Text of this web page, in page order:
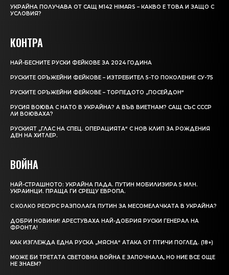
УКРАЙНА ПОЛУЧАВА ОТ САЩ M142 HIMARS – КАКВО Е ТОВА И ЗАЩО С
УСЛОВИЯ?
КОНТРА
НАЙ-БЕСНИТЕ РУСКИ ФЕЙКОВЕ ЗА 2024 ГОДИНА
РУСКИТЕ ОРЪЖЕЙНИ ФЕЙКОВЕ – ИЗТРЕБИТЕЛ 5-ТО ПОКОЛЕНИЕ СУ-75
РУСКИТЕ ОРЪЖЕЙНИ ФЕЙКОВЕ – ТОРПЕДОТО „ПОСЕЙДОН“
РУСИЯ ВОЮВА С НАТО В УКРАЙНА? А ВЪВ ВИЕТНАМ? САЩ СЪС СССР
ЛИ ВОЮВАХА?
РУСКИЯТ „ГЛАС НА СПЕЦ. ОПЕРАЦИЯТА“ С НОВ КЛИП ЗА РОЖДЕНИЯ
ДЕН НА ХИТЛЕР.
ВОЙНА
НАЙ-СТРАШНОТО: УКРАЙНА ПАДА. ПУТИН МОБИЛИЗИРА 5 МЛН.
УКРАИНЦИ. ПРАЩА ГИ СРЕЩУ ЕВРОПА.
С КОЛКО РЕСУРС РАЗПОЛАГА ПУТИН ЗА МЕСОМЕЛАЧКАТА В УКРАЙНА?
ДОБРИ НОВИНИ! АРЕСТУВАХА НАЙ-ДОБРИЯ РУСКИ ГЕНЕРАЛ НА
ФРОНТА!
КАК ИЗГЛЕЖДА ЕДНА РУСКА „МЯСНА“ АТАКА ОТ ПТИЧИ ПОГЛЕД. (18+)
МОЖЕ БИ ТРЕТАТА СВЕТОВНА ВОЙНА Е ЗАПОЧНАЛА, НО НИЕ ВСЕ ОЩЕ
НЕ ЗНАЕМ?